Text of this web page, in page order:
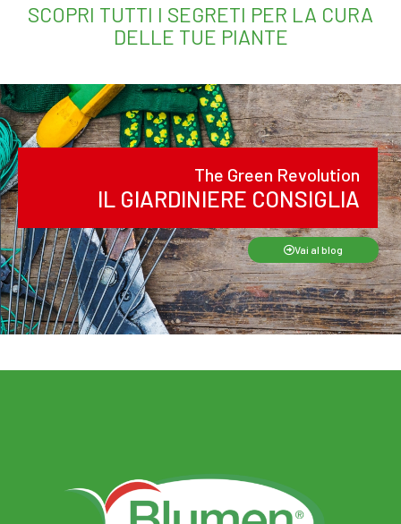
SCOPRI TUTTI I SEGRETI PER LA CURA
DELLE TUE PIANTE
The Green Revolution
IL GIARDINIERE CONSIGLIA
Vai al blog